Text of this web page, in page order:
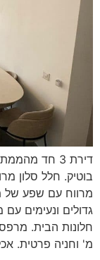
דירת 3 חד
בוטיק. חלל סלון
מרווח עם שפע של
גדולים ונעימים
מ' וחניה פרטית.